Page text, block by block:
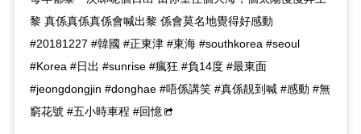
黎 真係真係真係會喊出黎 係會莫名地覺得好感動
#20181227 #韓國 #正東津 #東海 #southkorea #seoul
#Korea #日出 #sunrise #瘋狂 #負14度 #最東面
#jeongdongjin #donghae #唔係講笑 #真係靚到喊 #感動 #無
窮花號 #五小時車程 #回憶